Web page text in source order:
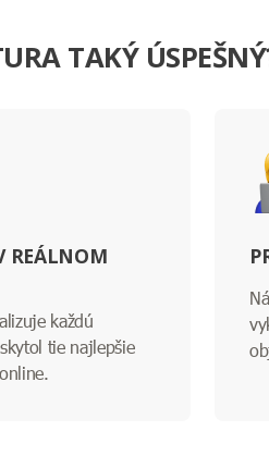
TAKÝ
REÁLNOM
každú
tie najlepšie